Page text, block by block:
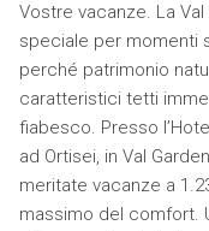
Vostre vacanze. La
speciale per momenti
perché patrimonio
caratteristici tetti
fiabesco. Presso
ad Ortisei, in Val
meritate vacanze a
massimo del comfort.